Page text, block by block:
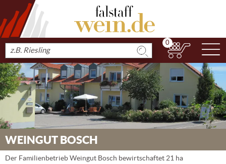
Produkt
suchen
0
WEINGUT BOSCH
Der Familienbetrieb Weingut Bosch bewirtschaftet 21 ha